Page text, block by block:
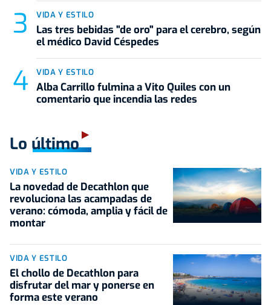
VIDA Y ESTILO
Las tres bebidas "de oro" para el cerebro, según
el médico David Céspedes
VIDA Y ESTILO
Alba Carrillo fulmina a Vito Quiles con un
comentario que incendia las redes
Lo último
VIDA Y ESTILO
La novedad de Decathlon que
revoluciona las acampadas de
verano: cómoda, amplia y fácil de
montar
VIDA Y ESTILO
El chollo de Decathlon para
disfrutar del mar y ponerse en
forma este verano